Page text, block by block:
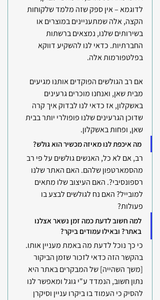
לדוגמא – אין ספק שזה מלמד שלקוחות
הקצה, אלה שמתעניינים במוצרים או
בשירותים שלנו, נמצאים ברשתות
החברתיות. כדאי לנו להשקיע דווקא
בפלטפורמות אלה.
אם רב הגולשים הפוקדים אותנו מגיעים
מבית שאן, ואנחנו מוכרים גרעינים
באשקלון, אז כדאי לנו לבדוק איך קרה
שדוכן הגרעינים שלנו פופולרי יותר בבית
שאן, ופחות באשקלון.
מה איכפת לנו מאיזה מכשיר הוא גולש?
רב, אם לא כל, האנשים גולשים על פי רב
מהסמארטפון שלהם. האם האתר שלנו
רספונסיבי?. האם העיצוב שלו מתאים
למובייל? האם נח לגולשים לבצע בו
פעולות?
למה חשוב לדעת כמה זמן נשאר אצלנו
באתר? ובאילו עמודים ביקר?
כי כך נוכל לדעת מה באמת מעניין אותו.
בהקשר הזה כדאי לזכור שזמן הביקור
[משך השהייה] של המבקרים באתר היא
נתון חשוב, הנמדד ע"י גוגל ומאפשר לנו
להסיק כי העמוד בו ביקרו עניין וסיקרן